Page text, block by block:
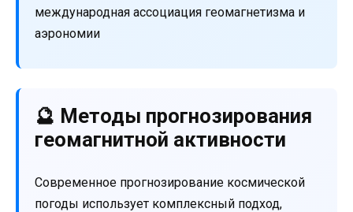
международная ассоциация геомагнетизма и
аэрономии
🔮 Методы прогнозирования
геомагнитной активности
Современное прогнозирование космической
погоды использует комплексный подход,